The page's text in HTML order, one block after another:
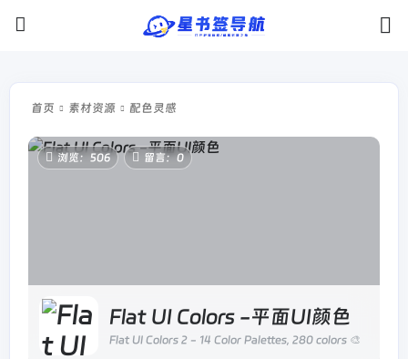
首页 素材资源 配色灵感
浏览：506 留言：0
Flat UI Colors -平面UI颜色
Flat UI Colors 2 - 14 Color Palettes, 280 colors 🎨